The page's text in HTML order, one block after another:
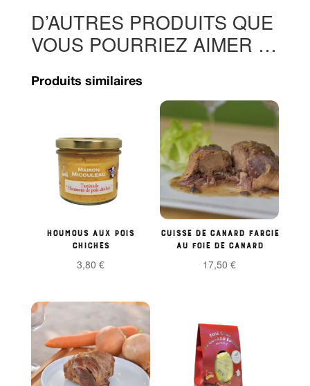
D’AUTRES PRODUITS QUE
VOUS POURRIEZ AIMER …
Produits similaires
Houmous aux pois
chiches
3,80 €
Cuisse de canard farcie
au foie de canard
17,50€